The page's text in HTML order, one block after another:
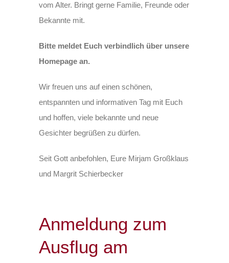
vom Alter. Bringt gerne Familie, Freunde oder
Bekannte mit.
Bitte meldet Euch verbindlich über unsere
Homepage an.
Wir freuen uns auf einen schönen,
entspannten und informativen Tag mit Euch
und hoffen, viele bekannte und neue
Gesichter begrüßen zu dürfen.
Seit Gott anbefohlen, Eure Mirjam Großklaus
und Margrit Schierbecker
Anmeldung zum
Ausflug am